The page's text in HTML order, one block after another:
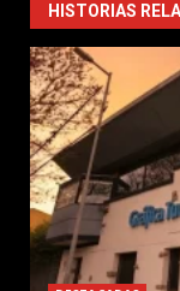
HISTORIAS